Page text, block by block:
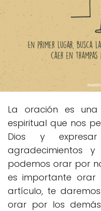
La oración es una
espiritual que nos
Dios y expresar
agradecimientos
podemos orar por
es importante orar
artículo, te
orar por los